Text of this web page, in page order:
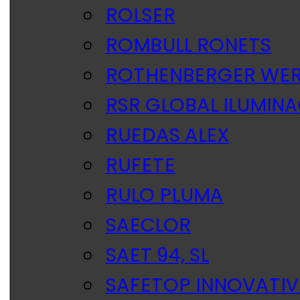
ROLSER
ROMBULL RONETS
ROTHENBERGER
RSR GLOBAL
RUEDAS ALEX
RUFETE
RULO PLUMA
SAECLOR
SAET 94, SL
SAFETOP